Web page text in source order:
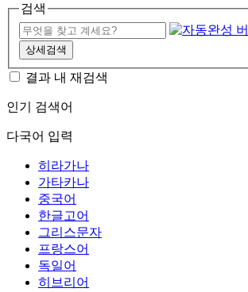
검색
상세검색
결과 내 재검색
인기 검색어
다국어 입력
히라가나
가타카나
중국어
한글고어
그리스문자
프랑스어
독일어
히브리어